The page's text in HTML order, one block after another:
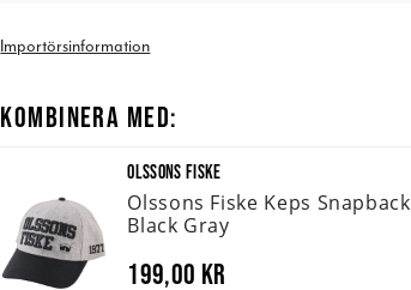
Importörsinformation
KOMBINERA MED:
OLSSONS FISKE
Olssons Fiske Keps Snapback
Black Gray
199,00 kr